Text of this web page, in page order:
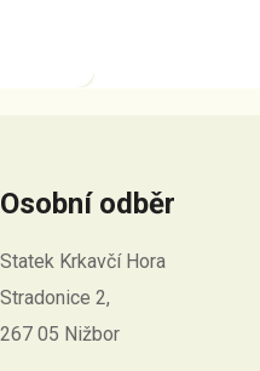
Osobní odběr
Statek Krkavčí Hora
Stradonice 2,
267 05 Nižbor